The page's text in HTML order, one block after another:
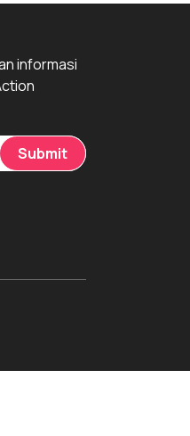
informasi
Submit